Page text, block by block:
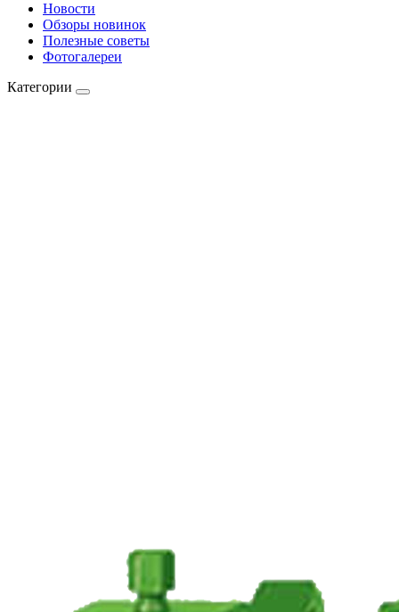
Новости
Обзоры новинок
Полезные советы
Фотогалереи
Категории